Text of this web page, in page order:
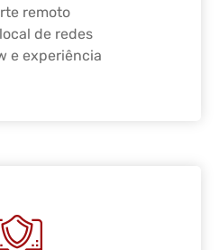
remoto
de redes
e experiência